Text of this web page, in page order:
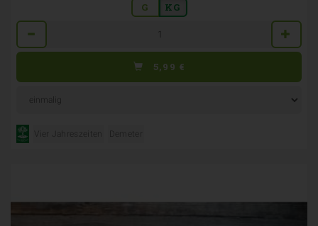
G KG
5,99 €
Vier Jahreszeiten Demeter